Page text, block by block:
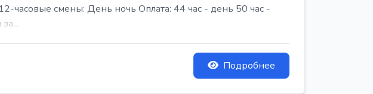
смены: День ночь Оплата: 44 час - день 50 час -
Подробнее